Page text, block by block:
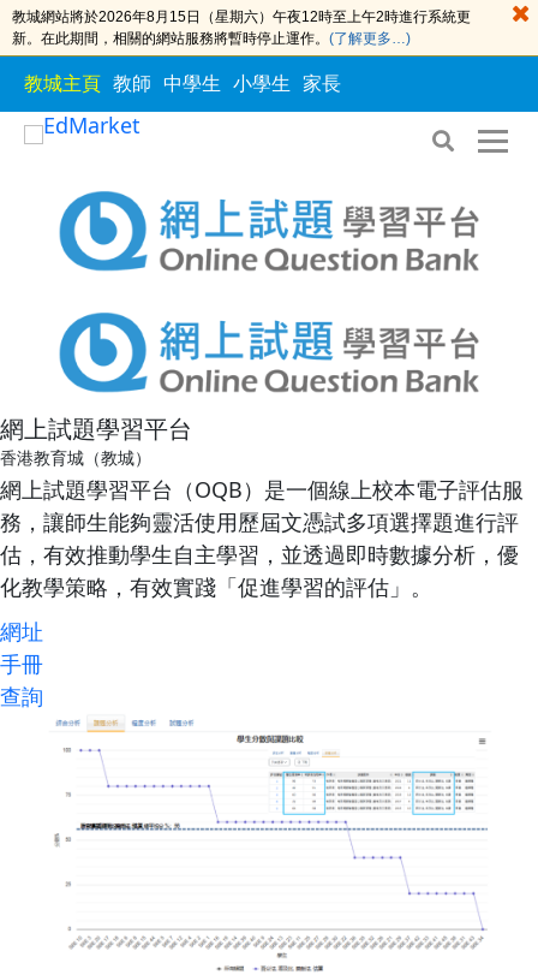
教城網站將於2026年8月15日（星期六）午夜12時至上午2時進行系統更
新。在此期間，相關的網站服務將暫時停止運作。 (了解更多…)
教城主頁 教師 中學生 小學生 家長
h
e
c
o
n
t
e
n
t
o
n
t
e
n
t
網上試題學習平台
香港教育城（教城）
網上試題學習平台（OQB）是一個線上校本電子評估服
務，讓師生能夠靈活使用歷屆文憑試多項選擇題進行評
估，有效推動學生自主學習，並透過即時數據分析，優
化教學策略，有效實踐「促進學習的評估」。
網址
手冊
查詢